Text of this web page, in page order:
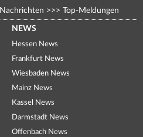
Nachrichten >>> Top-Meldungen
NEWS
Hessen News
Frankfurt News
Wiesbaden News
Mainz News
Kassel News
Darmstadt News
Offenbach News